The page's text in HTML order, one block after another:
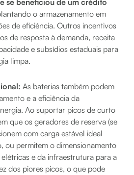
se beneficiou de um crédito
o armazenamento em
de eficiência. Outros incentivos
de resposta à demanda, receita
e subsídios estaduais para
limpa.
As baterias também podem
e a eficiência da
Ao suportar picos de curto
que os geradores de reserva (se
com carga estável ideal
ou permitem o dimensionamento
e da infraestrutura para a
dos piores picos, o que pode